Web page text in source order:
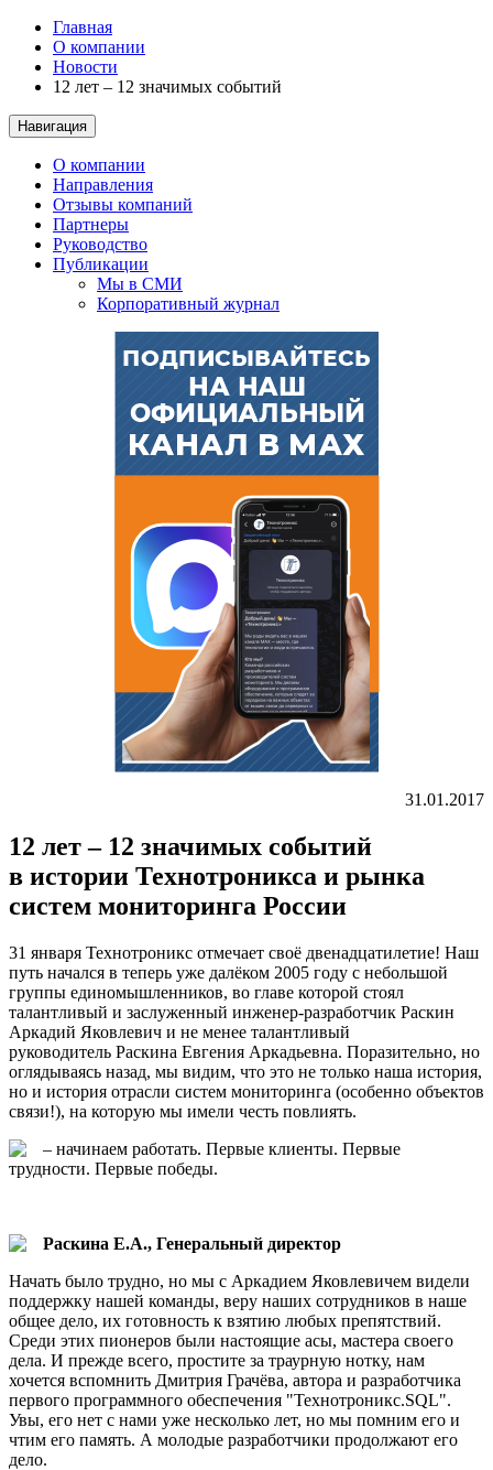
Главная
О компании
Новости
12 лет – 12 значимых событий
Навигация
О компании
Направления
Отзывы компаний
Партнеры
Руководство
Публикации
Мы в СМИ
Корпоративный журнал
31.01.2017
12 лет – 12 значимых событий
в истории Технотроникса и рынка
систем мониторинга России
31 января Технотроникс отмечает своё двенадцатилетие! Наш
путь начался в теперь уже далёком 2005 году с небольшой
группы единомышленников, во главе которой стоял
талантливый и заслуженный инженер-разработчик Раскин
Аркадий Яковлевич и не менее талантливый
руководитель Раскина Евгения Аркадьевна. Поразительно, но
оглядываясь назад, мы видим, что это не только наша история,
но и история отрасли систем мониторинга (особенно объектов
связи!), на которую мы имели честь повлиять.
– начинаем работать. Первые клиенты. Первые
трудности. Первые победы.
Раскина Е.А., Генеральный директор
Начать было трудно, но мы с Аркадием Яковлевичем видели
поддержку нашей команды, веру наших сотрудников в наше
общее дело, их готовность к взятию любых препятствий.
Среди этих пионеров были настоящие асы, мастера своего
дела. И прежде всего, простите за траурную нотку, нам
хочется вспомнить Дмитрия Грачёва, автора и разработчика
первого программного обеспечения "Технотроникс.SQL".
Увы, его нет с нами уже несколько лет, но мы помним его и
чтим его память. А молодые разработчики продолжают его
дело.